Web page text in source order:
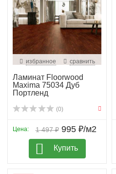
избранное сравнить
Ламинат Floorwood
Maxima 75034 Дуб
Портленд
(0)
1 497 ₽
Цена: 995 ₽/м2
Купить